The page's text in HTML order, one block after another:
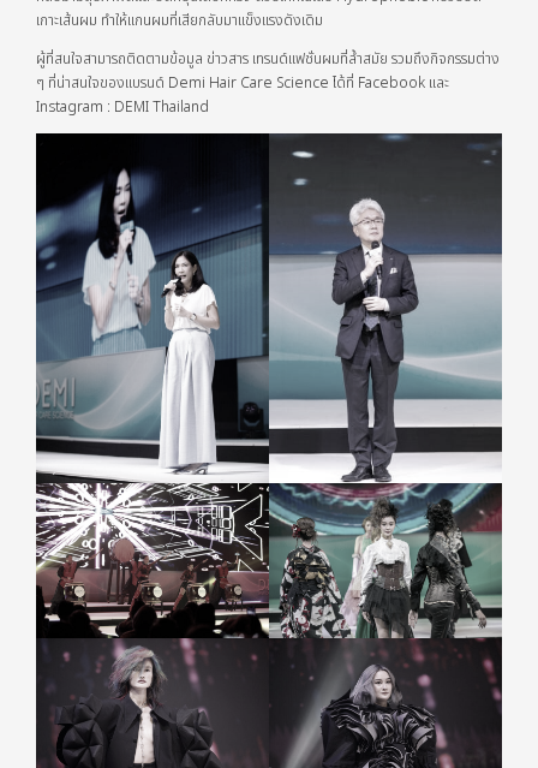
เกาะเส้นผม ทำให้แกนผมที่เสียกลับมาแข็งแรงดังเดิม
ผู้ที่สนใจสามารถติดตามข้อมูล ข่าวสาร เทรนด์แฟชั่นผมที่ล้ำสมัย รวมถึงกิจกรรมต่าง
ๆ ที่น่าสนใจของแบรนด์ Demi Hair Care Science ได้ที่ Facebook และ
Instagram : DEMI Thailand